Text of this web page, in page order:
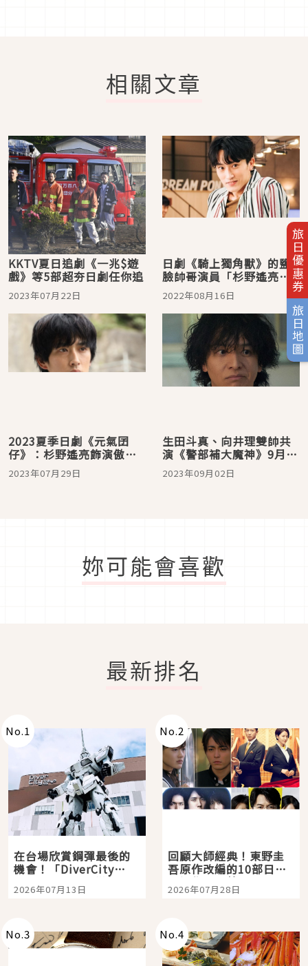
旅日優惠券
旅日地圖
相關文章
KKTV夏日追劇《一兆$遊
戲》等5部超夯日劇任你追
2023年07月22日
日劇《騎上獨角獸》 的鹽
臉帥哥演員「杉野遙亮」
純真少年感令人怦然心
動！
2022年08月16日
2023夏季日劇《元氣囝
仔》：杉野遙亮飾演傲嬌
書法家，在美麗的五島列
島展開新生活！
2023年07月29日
生田斗真、向井理雙帥共
演《警部補大魔神》9月2
日上架KKTV
2023年09月02日
妳可能會喜歡
最新排名
No.1
在台場欣賞鋼彈最後的
機會！「DiverCity
Tokyo Plaza」搭船、
購物、美食及夜景，一
2026年07月13日
No.2
回顧大師經典！東野圭
吾原作改編的10部日本
影視作品推薦
2026年07月28日
No.3 No.4